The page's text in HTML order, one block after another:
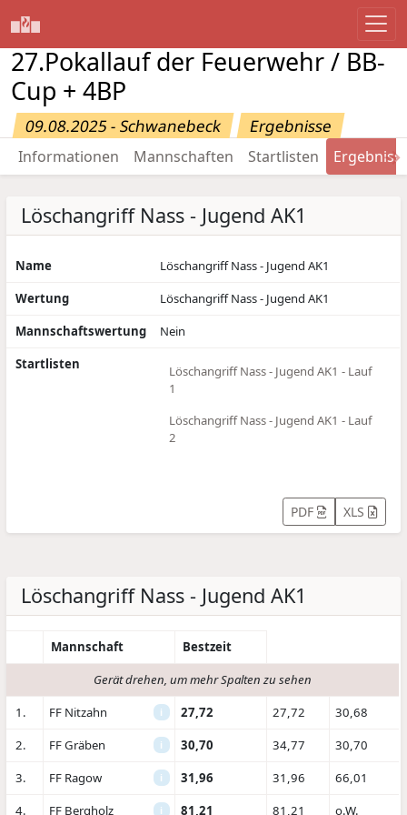
27.Pokallauf der Feuerwehr / BB-
Cup + 4BP
09.08.2025 - Schwanebeck Ergebnisse
Informationen Mannschaften Startlisten →
Löschangriff Nass - Jugend AK1
Name
Löschangriff Nass - Jugend AK1
Wertung
Löschangriff Nass - Jugend AK1
Mannschaftswertung
Nein
Startlisten
Löschangriff Nass - Jugend AK1 - Lauf
1
Löschangriff Nass - Jugend AK1 - Lauf
2
PDF XLS
Löschangriff Nass - Jugend AK1
Mannschaft
Bestzeit
Gerät drehen, um mehr Spalten zu sehen
1.
FF Nitzahn i 27,72 27,72
30,68
2.
FF Gräben i 30,70 34,77
30,70
3.
FF Ragow i 31,96 31,96
66,01
4.
FF Bergholz i 81,21 81,21 o.W.